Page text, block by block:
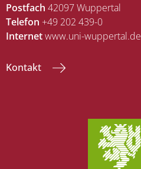
Postfach 42097 Wuppertal
Telefon +49 202 439-0
Internetwww.uni-wuppertal.de
Kontakt